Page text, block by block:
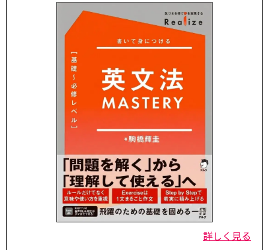
詳しく見る